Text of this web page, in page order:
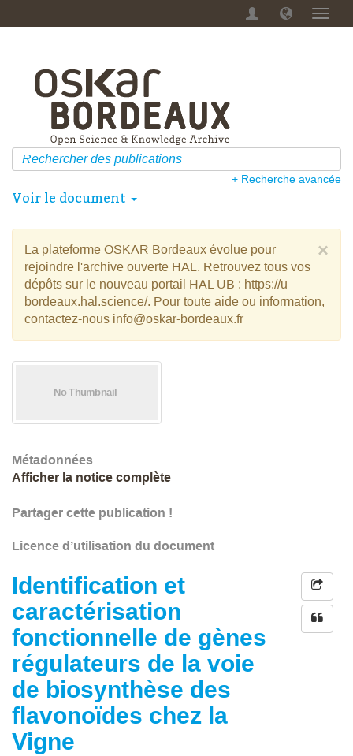
Menu
+ Recherche avancée
Voir le document
×
La plateforme OSKAR Bordeaux évolue pour
rejoindre l'archive ouverte HAL. Retrouvez tous vos
dépôts sur le nouveau portail HAL UB : https://u-
bordeaux.hal.science/. Pour toute aide ou information,
contactez-nous info@oskar-bordeaux.fr
Métadonnées
Afficher la notice complète
Partager cette publication !
Licence d’utilisation du document
Identification et
caractérisation
fonctionnelle de gènes
régulateurs de la voie
de biosynthèse des
flavonoïdes chez la
Vigne